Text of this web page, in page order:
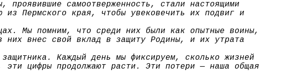
самоотверженность, стали настоящими
Пермского края, чтобы увековечить их подвиг и
Мы помним, что среди них были как опытные воины,
них внес свой вклад в защиту Родины, и их утрата
Каждый день мы фиксируем, сколько жизней
цифры продолжают расти. Эти потери — наша общая